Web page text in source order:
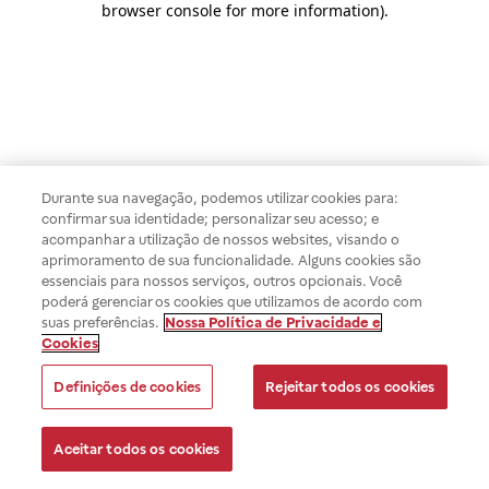
browser console for more information).
Durante sua navegação, podemos utilizar cookies para:
confirmar sua identidade; personalizar seu acesso; e
acompanhar a utilização de nossos websites, visando o
aprimoramento de sua funcionalidade. Alguns cookies são
essenciais para nossos serviços, outros opcionais. Você
poderá gerenciar os cookies que utilizamos de acordo com
suas preferências. Nossa Política de Privacidade e
Cookies
Definições de cookies Rejeitar todos os cookies
Aceitar todos os cookies